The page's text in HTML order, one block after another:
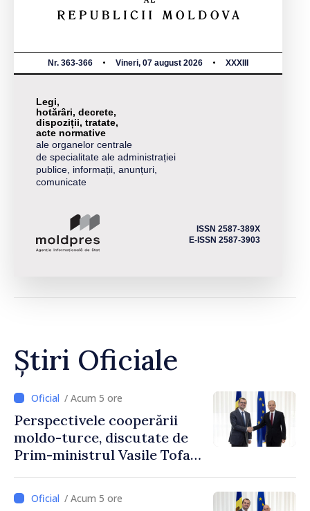
Nr. 363-366 Vineri, 07 august 2026 XXXIII
Legi,
hotărâri, decrete,
dispoziții, tratate,
acte normative
ale organelor centrale
de specialitate ale administrației
publice, informații, anunțuri,
comunicate
ISSN 2587-389X
E-ISSN 2587-3903
Știri Oficiale
/ Acum 5 ore
Perspectivele cooperării
moldo-turce, discutate de
Prim-ministrul Vasile Tofan
Uygar Mustafa Sertel
/ Acum 5 ore